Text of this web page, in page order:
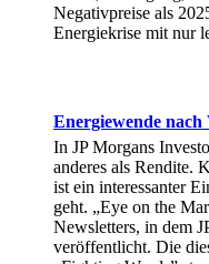
Negativpreise als
Energiekrise mit nur
Energiewende
In JP Morgans
anderes als Rendite.
ist ein interessanter
geht. „Eye on the
Newsletters, in dem
veröffentlicht. Die